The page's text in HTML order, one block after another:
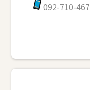
092-710-